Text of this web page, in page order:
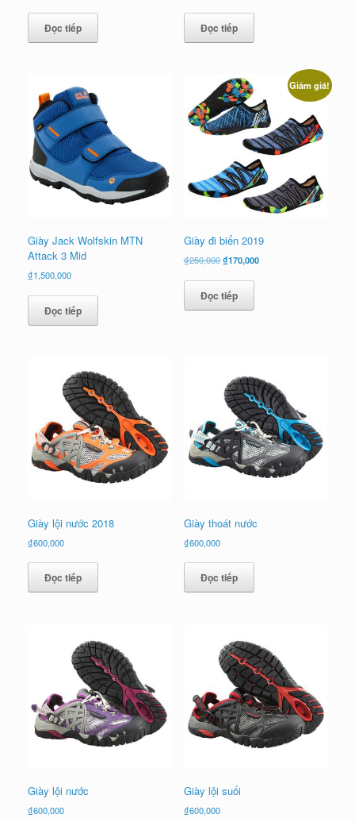
Đọc tiếp Đọc tiếp
Giày Jack Wolfskin MTN
Attack 3 Mid
₫1,500,000
Đọc tiếp
Giảm giá!
Giày đi biển 2019
₫250,000 Giá
là:
₫250,000.
₫170,000Giá
Đọc tiếp
Giày lội nước 2018
₫600,000
Đọc tiếp
Giày thoát nước
₫600,000
Đọc tiếp
Giày lội nước
₫600,000
Giày lội suối
₫600,000